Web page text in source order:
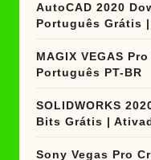
AutoCAD 2020
Português Grátis
MAGIX VEGAS
Português PT-BR
SOLIDWORKS
Bits Grátis |
Sony Vegas Pro